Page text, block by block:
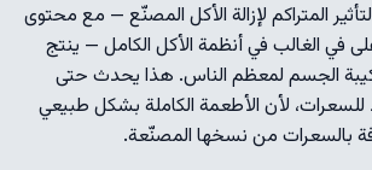
المتراكم لإزالة الأكل المصنّع — مع محتوى
في الغالب في أنظمة الأكل الكامل — ينتج
الجسم لمعظم الناس. هذا يحدث حتى
لأن الأطعمة الكاملة بشكل طبيعي
بالسعرات من نسخها المصنّعة.